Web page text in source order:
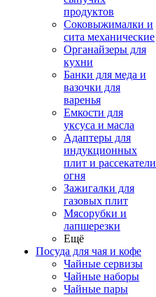
продуктов
Соковыжималки и
сита механические
Органайзеры для
кухни
Банки для меда и
вазочки для
варенья
Емкости для
уксуса и масла
Адаптеры для
индукционных
плит и рассекатели
огня
Зажигалки для
газовых плит
Мясорубки и
лапшерезки
Ещё
Посуда для чая и кофе
Чайные сервизы
Чайные наборы
Чайные пары